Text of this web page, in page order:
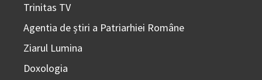
Trinitas TV
Agentia de știri a Patriarhiei Române
Ziarul Lumina
Doxologia